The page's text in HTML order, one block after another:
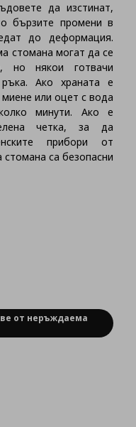
да изстинат,
бързите промени в
до деформация.
стомана могат да се
но някои готвачи
Ако храната е
или оцет с вода
минути. Ако е
четка, за да
прибори от
са безопасни
от неръждаема